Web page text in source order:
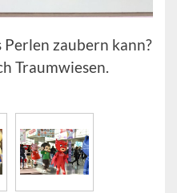
Perlen zaubern kann?
Traumwiesen.